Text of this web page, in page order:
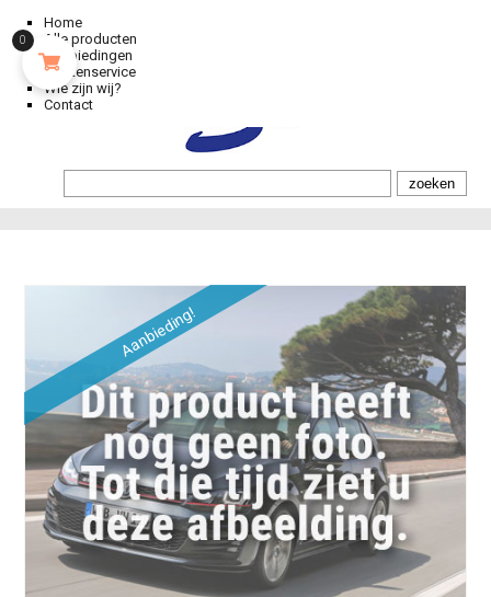
Home
Alle producten
Aanbiedingen
Klantenservice
Wie zijn wij?
Contact
Aanbieding!
0